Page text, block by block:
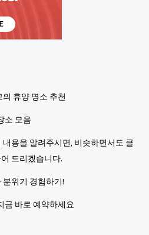
휴양 명소 추천
소 모음
용을 알려주시면, 비슷하면서도 클
드리겠습니다.
위기 경험하기!
금 바로 예약하세요